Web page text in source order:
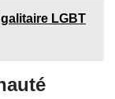
LGBT